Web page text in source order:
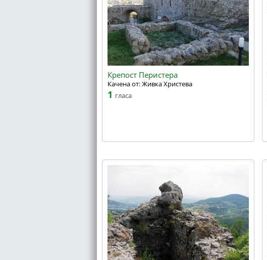
Крепост Перистера
Качена от: Живка Христева
1 гласа